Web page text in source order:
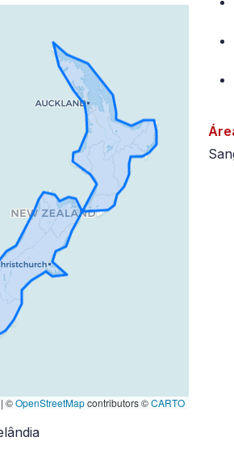
| ©OpenStreetMapcontributors ©CARTO